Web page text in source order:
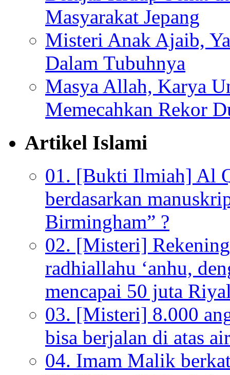
Masyarakat Jepang
Misteri Anak Ajaib,
Dalam Tubuhnya
Masya Allah, Karya
Memecahkan Rekor
Artikel Islami
01. [Bukti Ilmiah] Al
berdasarkan
Birmingham” ?
02. [Misteri]
radhiallahu ‘anhu,
mencapai 50 juta
03. [Misteri] 8.000
bisa berjalan di atas
04. Imam Malik